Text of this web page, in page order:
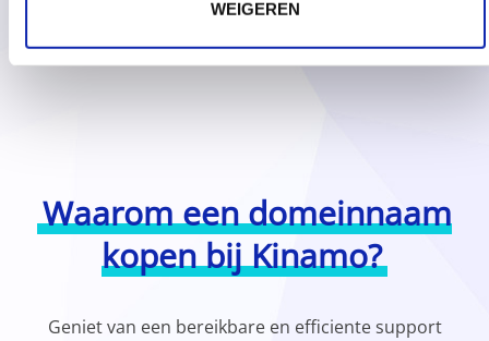
WEIGEREN
Waarom een domeinnaam
kopen bij Kinamo?
Geniet van een bereikbare en efficiente support